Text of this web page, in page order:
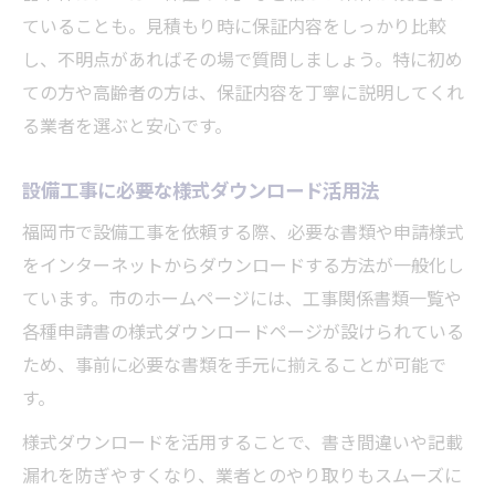
ていることも。見積もり時に保証内容をしっかり比較
し、不明点があればその場で質問しましょう。特に初め
ての方や高齢者の方は、保証内容を丁寧に説明してくれ
る業者を選ぶと安心です。
設備工事に必要な様式ダウンロード活用法
福岡市で設備工事を依頼する際、必要な書類や申請様式
をインターネットからダウンロードする方法が一般化し
ています。市のホームページには、工事関係書類一覧や
各種申請書の様式ダウンロードページが設けられている
ため、事前に必要な書類を手元に揃えることが可能で
す。
様式ダウンロードを活用することで、書き間違いや記載
漏れを防ぎやすくなり、業者とのやり取りもスムーズに